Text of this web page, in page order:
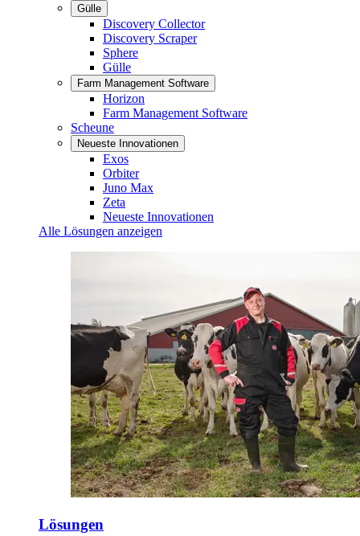
Gülle
Discovery Collector
Discovery Scraper
Sphere
Gülle
Farm Management Software
Horizon
Farm Management Software
Scheune
Neueste Innovationen
Exos
Orbiter
Juno Max
Zeta
Neueste Innovationen
Alle Lösungen anzeigen
Lösungen